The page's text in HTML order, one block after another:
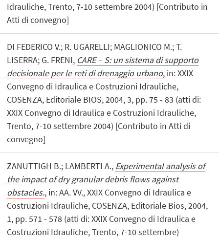
Idrauliche, Trento, 7-10 settembre 2004) [Contributo in
Atti di convegno]
DI FEDERICO V.; R. UGARELLI; MAGLIONICO M.; T.
LISERRA; G. FRENI, CARE – S: un sistema di supporto
decisionale per le reti di drenaggio urbano, in: XXIX
Convegno di Idraulica e Costruzioni Idrauliche,
COSENZA, Editoriale BIOS, 2004, 3, pp. 75 - 83 (atti di:
XXIX Convegno di Idraulica e Costruzioni Idrauliche,
Trento, 7-10 settembre 2004) [Contributo in Atti di
convegno]
ZANUTTIGH B.; LAMBERTI A., Experimental analysis of
the impact of dry granular debris flows against
obstacles., in: AA. VV., XXIX Convegno di Idraulica e
Costruzioni Idrauliche, COSENZA, Editoriale Bios, 2004,
1, pp. 571 - 578 (atti di: XXIX Convegno di Idraulica e
Costruzioni Idrauliche, Trento, 7-10 settembre)